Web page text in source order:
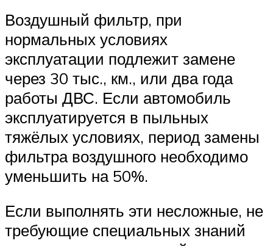
Воздушный фильтр, при
нормальных условиях
эксплуатации подлежит замене
через 30 тыс., км., или два года
работы ДВС. Если автомобиль
эксплуатируется в пыльных
тяжёлых условиях, период замены
фильтра воздушного необходимо
уменьшить на 50%.
Если выполнять эти несложные, не
требующие специальных знаний